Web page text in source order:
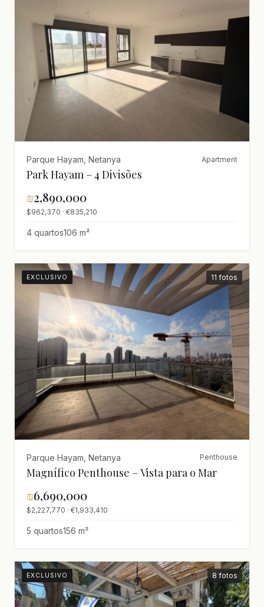
Parque Hayam, Netanya Apartment
Park Hayam – 4 Divisões
₪2,890,000
$962,370 · €835,210
4 quartos106 m²
EXCLUSIVO 11 fotos
Parque Hayam, Netanya Penthouse
Magnífico Penthouse – Vista para o Mar
₪6,690,000
$2,227,770 · €1,933,410
5 quartos156 m²
EXCLUSIVO 8 fotos